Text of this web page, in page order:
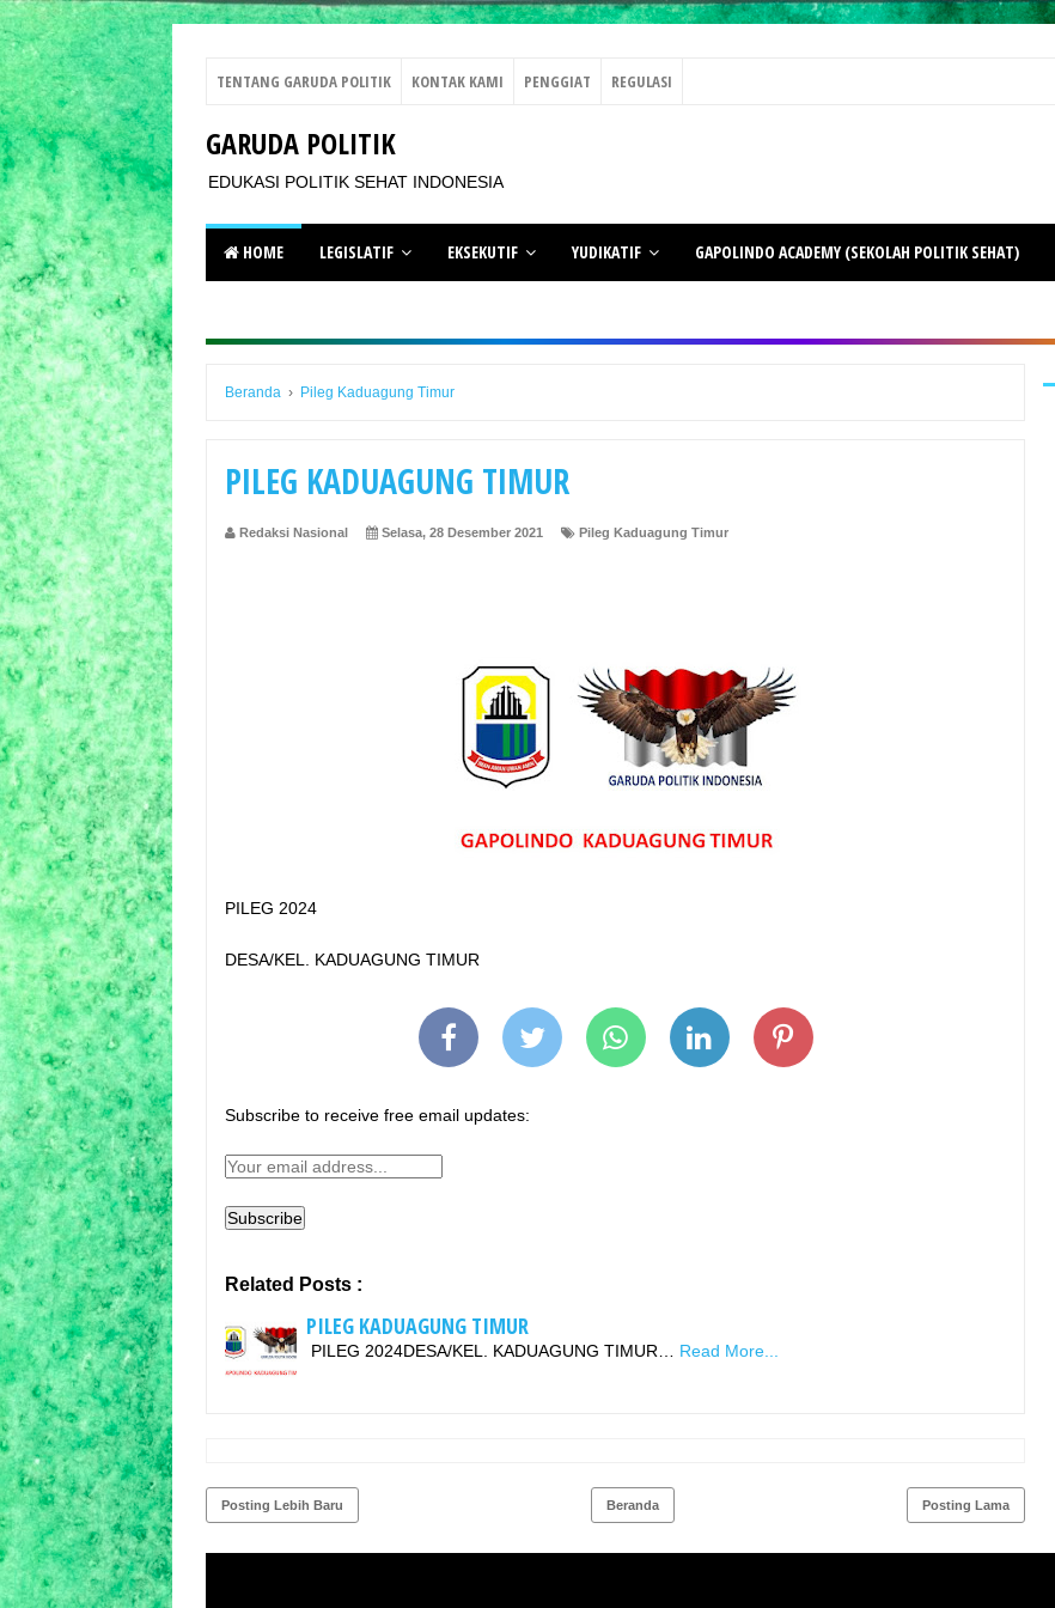
TENTANG GARUDA POLITIK KONTAK KAMI PENGGIAT REGULASI
GARUDA POLITIK
EDUKASI POLITIK SEHAT INDONESIA
HOME LEGISLATIF EKSEKUTIF YUDIKATIF GAPOLINDO ACADEMY (SEKOLAH POLITIK SEHAT)
Beranda › Pileg Kaduagung Timur
PILEG KADUAGUNG TIMUR
Redaksi Nasional Selasa, 28 Desember 2021 Pileg Kaduagung Timur
PILEG 2024
DESA/KEL. KADUAGUNG TIMUR
Subscribe to receive free email updates:
Related Posts :
PILEG KADUAGUNG TIMUR
PILEG 2024DESA/KEL. KADUAGUNG TIMUR… Read More...
Posting Lebih Baru Posting Lama
Beranda